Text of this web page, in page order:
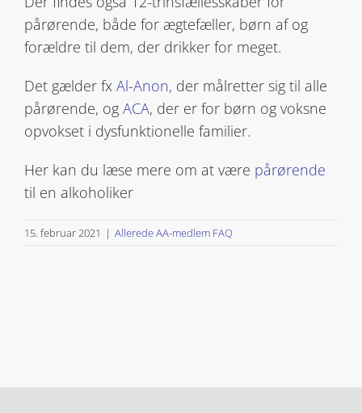
pårørende, både for ægtefæller, børn af og
forældre til dem, der drikker for meget.
Det gælder fx Al-Anon, der målretter sig til alle
pårørende, og ACA, der er for børn og voksne
opvokset i dysfunktionelle familier.
Her kan du læse mere om at være pårørende
til en alkoholiker
15. februar 2021 | Allerede AA-medlem FAQ